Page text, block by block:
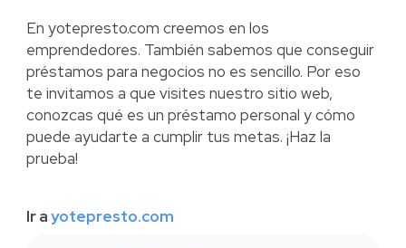
En yotepresto.com creemos en los
emprendedores. También sabemos que conseguir
préstamos para negocios no es sencillo. Por eso
te invitamos a que visites nuestro sitio web,
conozcas qué es un préstamo personal y cómo
puede ayudarte a cumplir tus metas. ¡Haz la
prueba!
Ir ayotepresto.com